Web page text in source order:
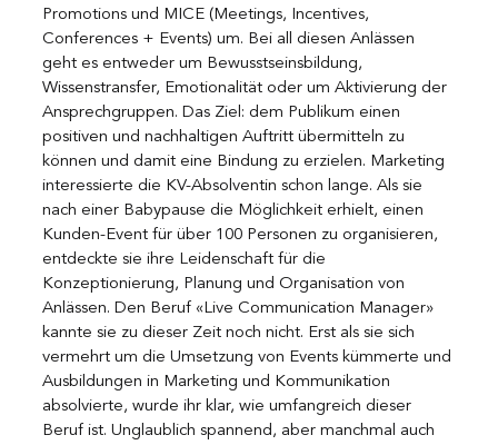
Promotions und MICE (Meetings, Incentives,
Conferences + Events) um. Bei all diesen Anlässen
geht es entweder um Bewusstseinsbildung,
Wissenstransfer, Emotionalität oder um Aktivierung der
Ansprechgruppen. Das Ziel: dem Publikum einen
positiven und nachhaltigen Auftritt übermitteln zu
können und damit eine Bindung zu erzielen. Marketing
interessierte die KV-Absolventin schon lange. Als sie
nach einer Babypause die Möglichkeit erhielt, einen
Kunden-Event für über 100 Personen zu organisieren,
entdeckte sie ihre Leidenschaft für die
Konzeptionierung, Planung und Organisation von
Anlässen. Den Beruf «Live Communication Manager»
kannte sie zu dieser Zeit noch nicht. Erst als sie sich
vermehrt um die Umsetzung von Events kümmerte und
Ausbildungen in Marketing und Kommunikation
absolvierte, wurde ihr klar, wie umfangreich dieser
Beruf ist. Unglaublich spannend, aber manchmal auch